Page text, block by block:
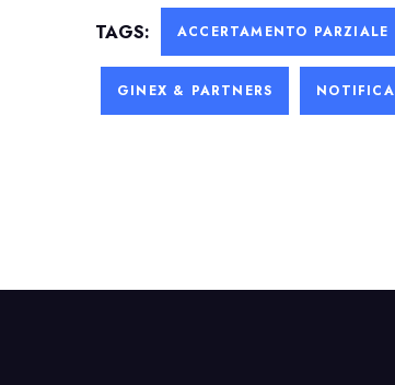
TAGS: ACCERTAMENTO PARZIALE
GINEX & PARTNERS NOTIFICA